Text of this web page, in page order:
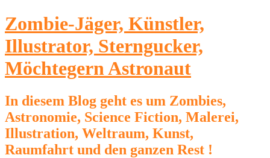
Zum
Inhalt
springen
Zombie-Jäger, Künstler,
Illustrator, Sterngucker,
Möchtegern Astronaut
In diesem Blog geht es um Zombies,
Astronomie, Science Fiction, Malerei,
Illustration, Weltraum, Kunst,
Raumfahrt und den ganzen Rest !